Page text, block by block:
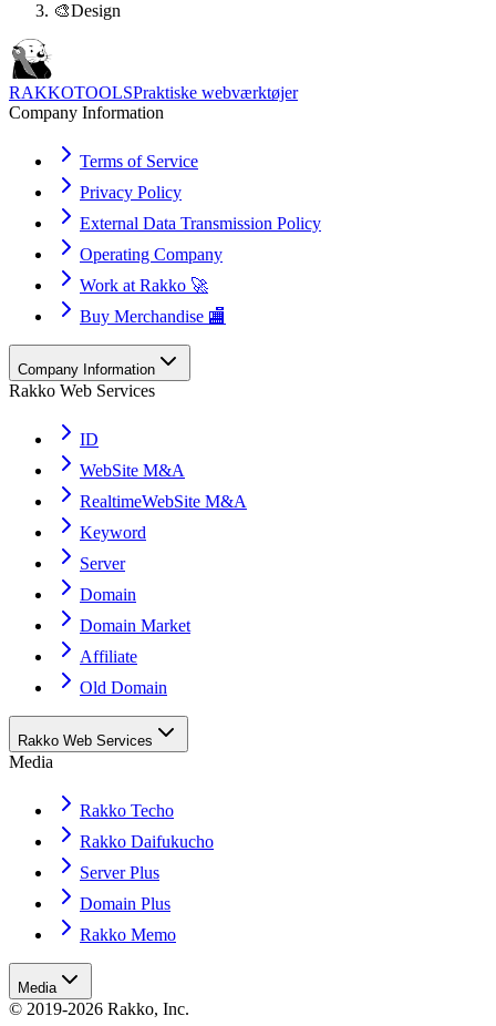
🎨Design
RAKKOTOOLSPraktiske webværktøjer
Company Information
Terms of Service
Privacy Policy
External Data Transmission Policy
Operating Company
Work at Rakko 🚀
Buy Merchandise 🏬
Company Information
Rakko Web Services
ID
WebSite M&A
RealtimeWebSite M&A
Keyword
Server
Domain
Domain Market
Affiliate
Old Domain
Rakko Web Services
Media
Rakko Techo
Rakko Daifukucho
Server Plus
Domain Plus
Rakko Memo
Media
© 2019-2026 Rakko, Inc.